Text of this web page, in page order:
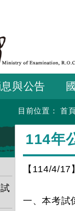
與公告
目前位置： 首
114年
【114/4/17】
一、本考試